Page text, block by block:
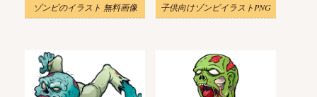
ゾンビのイラスト 無料画像 子供向けゾンビイラストPNG